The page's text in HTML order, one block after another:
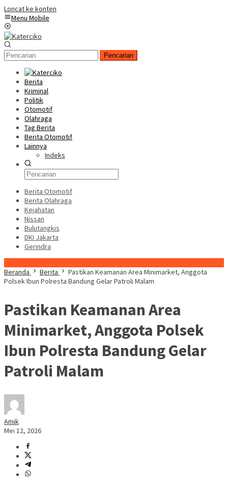
Loncat ke konten
Menu Mobile
Pencarian
Berita
Kriminal
Politik
Otomotif
Olahraga
Tag Berita
Berita Otomotif
Lainnya
Indeks
Berita Otomotif
Berita Olahraga
Kejahatan
Nissan
Bulutangkis
DKI Jakarta
Gerindra
Beranda
Berita
Pastikan Keamanan Area Minimarket, Anggota
Polsek Ibun Polresta Bandung Gelar Patroli Malam
Pastikan Keamanan Area
Minimarket, Anggota Polsek
Ibun Polresta Bandung Gelar
Patroli Malam
Amik
Mei 12, 2026